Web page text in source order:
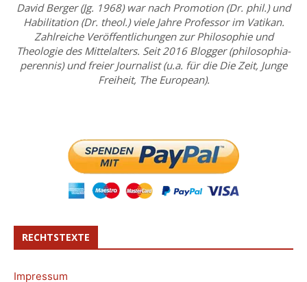
David Berger (Jg. 1968) war nach Promotion (Dr. phil.) und
Habilitation (Dr. theol.) viele Jahre Professor im Vatikan.
Zahlreiche Veröffentlichungen zur Philosophie und
Theologie des Mittelalters. Seit 2016 Blogger (philosophia-
perennis) und freier Journalist (u.a. für die Die Zeit, Junge
Freiheit, The European).
RECHTSTEXTE
Impressum